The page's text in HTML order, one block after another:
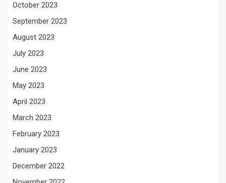
October 2023
September 2023
August 2023
July 2023
June 2023
May 2023
April 2023
March 2023
February 2023
January 2023
December 2022